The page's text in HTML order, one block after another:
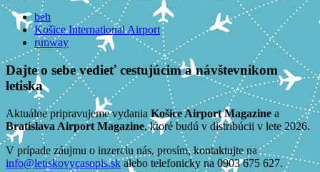
beh
Košice International Airport
runway
Dajte o sebe vedieť cestujúcim a návštevníkom
letiska
Aktuálne pripravujeme vydania Košice Airport Magazine a
Bratislava Airport Magazine, ktoré budú v distribúcii v lete 2026.
V prípade záujmu o inzerciu nás, prosím, kontaktujte na
info@letiskovycasopis.skalebo telefonicky na 0903 675 627.